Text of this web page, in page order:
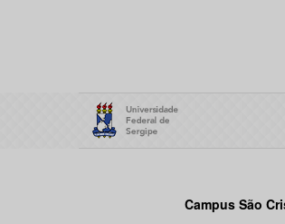
Campus São